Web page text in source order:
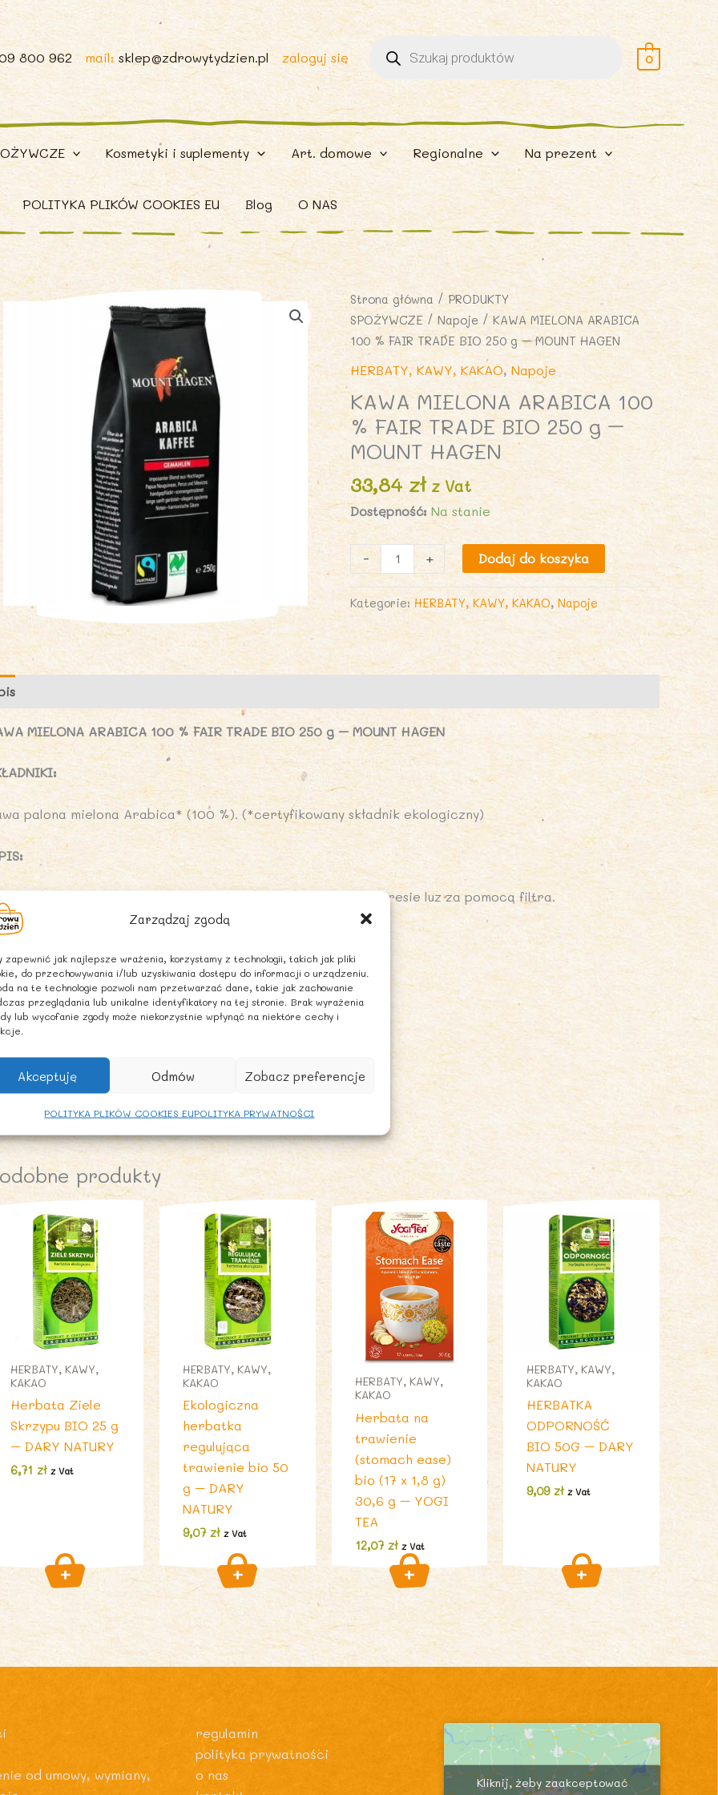
Zarządzaj zgodą
zapewnić jak najlepsze wrażenia, korzystamy z technologii, takich jak pliki
do przechowywania i/lub uzyskiwania dostępu do informacji o urządzeniu.
na te technologie pozwoli nam przetwarzać dane, takie jak zachowanie
przeglądania lub unikalne identyfikatory na tej stronie. Brak wyrażenia
lub wycofanie zgody może niekorzystnie wpłynąć na niektóre cechy i
Akceptuję Odmów Zobacz preferencje
POLITYKA PLIKÓW COOKIES EUPOLITYKA PRYWATNOŚCI
800 962 mail: sklep@zdrowytydzien.pl zaloguj się
Wyszukiwarka
produktów 0
Kosmetyki i suplementy Art. domowe Regionalne Na prezent
POLITYKA PLIKÓW COOKIES EU Blog O NAS
Strona główna / PRODUKTY
SPOŻYWCZE /Napoje / KAWA MIELONA ARABICA
100 % FAIR TRADE BIO 250 g – MOUNT HAGEN
HERBATY, KAWY, KAKAO,Napoje
KAWA MIELONA ARABICA 100
% FAIR TRADE BIO 250 g –
MOUNT HAGEN
33,84 zł z Vat
Dostępność: Na stanie
-
ilość
KAWA
MIELONA
ARABICA
100
%
FAIR
BIO
250
-
MOUNT
HAGEN
+ Dodaj do koszyka
Kategorie:HERBATY, KAWY, KAKAO,Napoje
MIELONA ARABICA 100 % FAIR TRADE BIO 250 g – MOUNT HAGEN
palona mielona Arabica* (100 %). (*certyfikowany składnik ekologiczny)
drobno mielona kawa, nadaje się do zaparzenia w ekspresie luz za pomocą filtra.
PRZECHOWYWANIA:
w suchym i chłodnym miejscu.
SKŁADNIKÓW:
spoza UE
produkty
HERBATY, KAWY,
KAKAO
Herbata Ziele
Skrzypu BIO 25 g
– DARY NATURY
6,71zł z Vat
HERBATY, KAWY,
KAKAO
Ekologiczna
herbatka
regulująca
trawienie bio 50
g – DARY
NATURY
9,07 zł z Vat
HERBATY, KAWY,
KAKAO
Herbata na
trawienie
(stomach ease)
bio (17 x 1,8 g)
30,6 g – YOGI
TEA
12,07 zł z Vat
HERBATY, KAWY,
KAKAO
HERBATKA
ODPORNOŚĆ
BIO 50G – DARY
NATURY
9,09zł z Vat
od umowy, wymiany,
regulamin
polityka prywatności
o nas
Kliknij, żeby zaakceptować